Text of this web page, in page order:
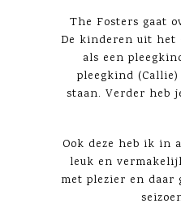
The Fosters gaat
De kinderen uit het
als een
pleegkind
staan. Verder heb
Ook deze heb ik in
leuk en
met plezier en daar